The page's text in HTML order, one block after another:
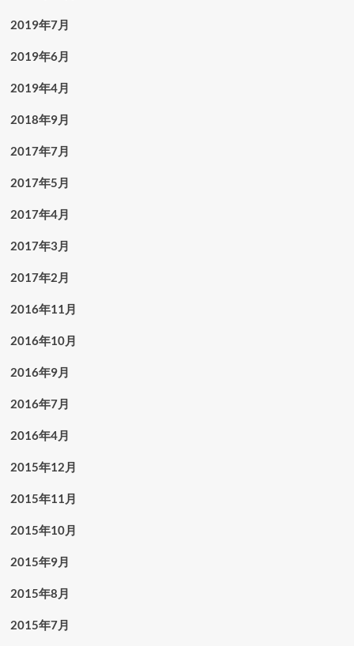
2019年7月
2019年6月
2019年4月
2018年9月
2017年7月
2017年5月
2017年4月
2017年3月
2017年2月
2016年11月
2016年10月
2016年9月
2016年7月
2016年4月
2015年12月
2015年11月
2015年10月
2015年9月
2015年8月
2015年7月